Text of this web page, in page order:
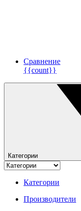
Сравнение
{{count}}
Категории
Категории
Производители